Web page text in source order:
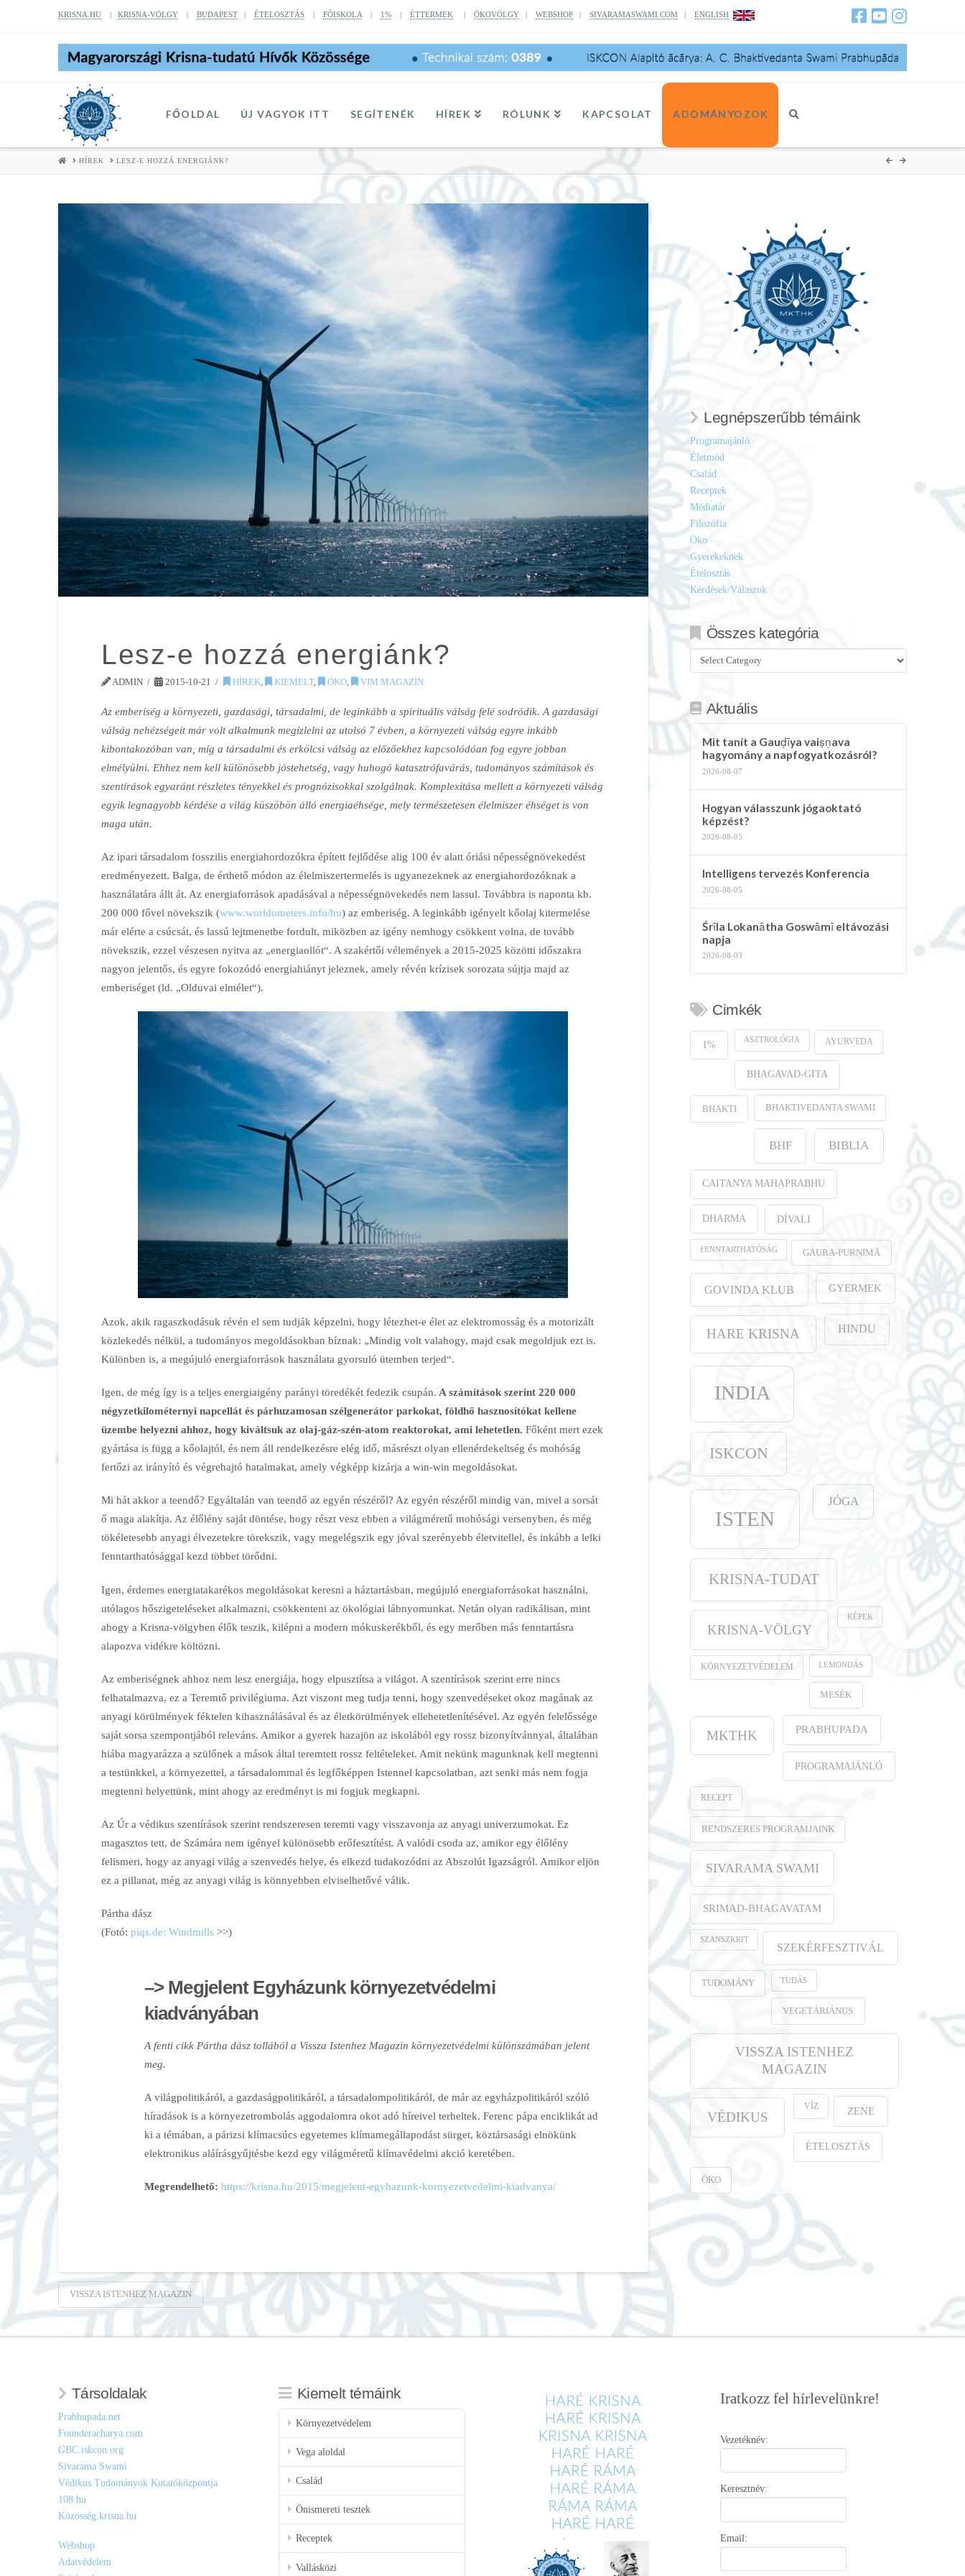
KRISNA.HU| KRISNA-VÖLGY| BUDAPEST| ÉTELOSZTÁS| FÔISKOLA| 1%| ÉTTERMEK | ÖKOVÖLGY| WEBSHOP| SIVARAMASWAMI.COM| ENGLISH
FŐOLDAL ÚJ VAGYOK ITT SEGÍTENÉK HÍREK RÓLUNK KAPCSOLAT ADOMÁNYOZOK
HOMEHÍREK LESZ-E HOZZÁ ENERGIÁNK?
Lesz-e hozzá energiánk?
ADMIN 2015-10-21 HÍREK, KIEMELT, ÖKO, VIM MAGAZIN
Az emberiség a környezeti, gazdasági, társadalmi, de leginkább a spirituális válság felé sodródik. A gazdasági
válság nehézségeit már volt alkalmunk megízlelni az utolsó 7 évben, a környezeti válság egyre inkább
kibontakozóban van, míg a társadalmi és erkölcsi válság az előzőekhez kapcsolódóan fog egyre jobban
elmélyülni. Ehhez nem kell különösebb jóstehetség, vagy huhogó katasztrófavárás, tudományos számítások és
szentírások egyaránt részletes tényekkel és prognózisokkal szolgálnak. Komplexitása mellett a környezeti válság
egyik legnagyobb kérdése a világ küszöbön álló energiaéhsége, mely természetesen élelmiszer éhséget is von
maga után.
Az ipari társadalom fosszilis energiahordozókra épített fejlődése alig 100 év alatt óriási népességnövekedést
eredményezett. Balga, de érthető módon az élelmiszertermelés is ugyanezeknek az energiahordozóknak a
használatára állt át. Az energiaforrások apadásával a népességnövekedés nem lassul. Továbbra is naponta kb.
200 000 fővel növekszik (www.worldometers.info/hu) az emberiség. A leginkább igényelt kőolaj kitermelése
már elérte a csúcsát, és lassú lejtmenetbe fordult, miközben az igény nemhogy csökkent volna, de tovább
növekszik, ezzel vészesen nyitva az „energiaollót“. A szakértői vélemények a 2015-2025 közötti időszakra
nagyon jelentős, és egyre fokozódó energiahiányt jeleznek, amely révén krízisek sorozata sújtja majd az
emberiséget (ld. „Olduvai elmélet“).
Azok, akik ragaszkodásuk révén el sem tudják képzelni, hogy létezhet-e élet az elektromosság és a motorizált
közlekedés nélkül, a tudományos megoldásokban bíznak: „Mindig volt valahogy, majd csak megoldjuk ezt is.
Különben is, a megújuló energiaforrások használata gyorsuló ütemben terjed“.
Igen, de még így is a teljes energiaigény parányi töredékét fedezik csupán. A számítások szerint 220 000
négyzetkilométernyi napcellát és párhuzamosan szélgenerátor parkokat, földhő hasznosítókat kellene
üzembe helyezni ahhoz, hogy kiváltsuk az olaj-gáz-szén-atom reaktorokat, ami lehetetlen. Főként mert ezek
gyártása is függ a kőolajtól, és nem áll rendelkezésre elég idő, másrészt olyan ellenérdekeltség és mohóság
fertőzi az irányító és végrehajtó hatalmakat, amely végképp kizárja a win-win megoldásokat.
Mi hát akkor a teendő? Egyáltalán van teendő az egyén részéről? Az egyén részéről mindig van, mivel a sorsát
ő maga alakítja. Az élőlény saját döntése, hogy részt vesz ebben a világméretű mohósági versenyben, és még
tökéletesebb anyagi élvezetekre törekszik, vagy megelégszik egy jóval szerényebb életvitellel, és inkább a lelki
fenntarthatósággal kezd többet törődni.
Igen, érdemes energiatakarékos megoldásokat keresni a háztartásban, megújuló energiaforrásokat használni,
utólagos hőszigeteléseket alkalmazni, csökkenteni az ökológiai lábnyomunkat. Netán olyan radikálisan, mint
ahogy a Krisna-völgyben élők teszik, kilépni a modern mókuskerékből, és egy merőben más fenntartásra
alapozva vidékre költözni.
Az emberiségnek ahhoz nem lesz energiája, hogy elpusztítsa a világot. A szentírások szerint erre nincs
felhatalmazva, ez a Teremtő privilégiuma. Azt viszont meg tudja tenni, hogy szenvedéseket okoz magának az
anyagi körülmények féktelen kihasználásával és az életkörülmények ellehetetlenítésével. Az egyén felelőssége
saját sorsa szempontjából releváns. Amikor a gyerek hazajön az iskolából egy rossz bizonyítvánnyal, általában
hiába magyarázza a szülőnek a mások által teremtett rossz feltételeket. Amit nekünk magunknak kell megtenni
a testünkkel, a környezettel, a társadalommal és legfőképpen Istennel kapcsolatban, azt senki más nem fogja
megtenni helyettünk, mint ahogy az eredményt is mi fogjuk megkapni.
Az Úr a védikus szentírások szerint rendszeresen teremti vagy visszavonja az anyagi univerzumokat. Ez
magasztos tett, de Számára nem igényel különösebb erőfesztítést. A valódi csoda az, amikor egy élőlény
felismeri, hogy az anyagi világ a szenvedés helye, és elkezd tudakozódni az Abszolút Igazságról. Amikor eljön
ez a pillanat, még az anyagi világ is könnyebben elviselhetővé válik.
Pártha dász
(Fotó: piqs.de: Windmills >>)
–> Megjelent Egyházunk környezetvédelmi
kiadványában
A fenti cikk Pártha dász tollából a Vissza Istenhez Magazin környezetvédelmi különszámában jelent
meg.
A világpolitikáról, a gazdaságpolitikáról, a társadalompolitikáról, de már az egyházpolitikáról szóló
híradások is a környezetrombolás aggodalomra okot adó híreivel terheltek. Ferenc pápa enciklikát ad
ki a témában, a párizsi klímacsúcs egyetemes klímamegállapodást sürget, köztársasági elnökünk
elektronikus aláírásgyűjtésbe kezd egy világméretű klímavédelmi akció keretében.
Megrendelhető: https://krisna.hu/2015/megjelent-egyhazunk-kornyezetvedelmi-kiadvanya/
VISSZA ISTENHEZ MAGAZIN
Legnépszerűbb témáink
Programajánló
Életmód
Család
Receptek
Médiatár
Filozófia
Öko
Gyerekeknek
Ételosztás
Kérdések/Válaszok
Összes kategória
Összes
kategória
Aktuális
Mit tanít a Gauḍīya vaiṣṇava
hagyomány a napfogyatkozásról?
2026-08-07
Hogyan válasszunk jógaoktató
képzést?
2026-08-05
Intelligens tervezés Konferencia
2026-08-05
Śrīla Lokanātha Goswāmī eltávozási
napja
2026-08-03
Cimkék
1% ASZTROLÓGIA AYURVEDA
BHAGAVAD-GITA
BHAKTI BHAKTIVEDANTA SWAMI
BHF BIBLIA
CAITANYA MAHAPRABHU
DHARMA DÍVALI
FENNTARTHATÓSÁG GAURA-PURṆIMĀ
GOVINDA KLUB GYERMEK
HARE KRISNA HINDU
INDIA
ISKCON
ISTEN
JÓGA
KRISNA-TUDAT
KRISNA-VÖLGY
KÉPEK
KÖRNYEZETVÉDELEM LEMONDÁS
MESÉK
MKTHK PRABHUPADA
PROGRAMAJÁNLÓ
RECEPT
RENDSZERES PROGRAMJAINK
SIVARAMA SWAMI
SRIMAD-BHAGAVATAM
SZANSZKRIT
SZEKÉRFESZTIVÁL
TUDOMÁNY TUDÁS
VEGETÁRIÁNUS
VISSZA ISTENHEZ
MAGAZIN
VÉDIKUS
VÍZ ZENE
ÉTELOSZTÁS
ÖKO
Társoldalak
Prabhupada.net
Founderacharya.com
GBC.iskcon.org
Sivarama Swami
Védikus Tudományok Kutatóközpontja
108.hu
Közösség.krisna.hu
Webshop
Adatvédelem
Kiemelt témáink
Környezetvédelem
Vega aloldal
Család
Önismereti tesztek
Receptek
Vallásközi
Iratkozz fel hírlevelünkre!
Vezetéknév:
Keresztnév:
Email: